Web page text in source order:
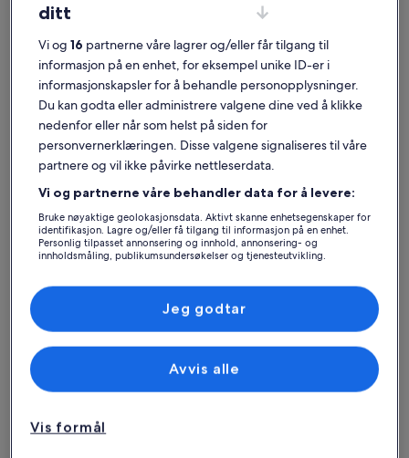
Westend Ferieboliger nær Augustiner-bryggeriet
Hvis du vil bo i nærheten av Augustiner-bryggeriet, kan du ta en titt
på våre ferieboliger for å finne den perfekte basen for turen din.
Uansett om du leier en feriebolig sammen med familie, venner eller
parkering og airconditioning. Det blir enkelt å finne et sted som
passer for alle, med for eksempel tilgjengelighetstilpasning og
røykeforbud.
Finn det rette stedet for deg
Søk etter hus Søk etter leiligheter søk etter
ditt
Vi og 16 partnerne våre lagrer og/eller får tilgang til
informasjon på en enhet, for eksempel unike ID-er i
informasjonskapsler for å behandle personopplysninger.
Du kan godta eller administrere valgene dine ved å klikke
nedenfor eller når som helst på siden for
personvernerklæringen. Disse valgene signaliseres til våre
partnere og vil ikke påvirke nettleserdata.
Vi og partnerne våre behandler data for å levere:
Bruke nøyaktige geolokasjonsdata. Aktivt skanne enhetsegenskaper for
identifikasjon. Lagre og/eller få tilgang til informasjon på en enhet.
Personlig tilpasset annonsering og innhold, annonsering- og
innholdsmåling, publikumsundersøkelser og tjenesteutvikling.
Vis formål
Avvis alle
Jeg godtar